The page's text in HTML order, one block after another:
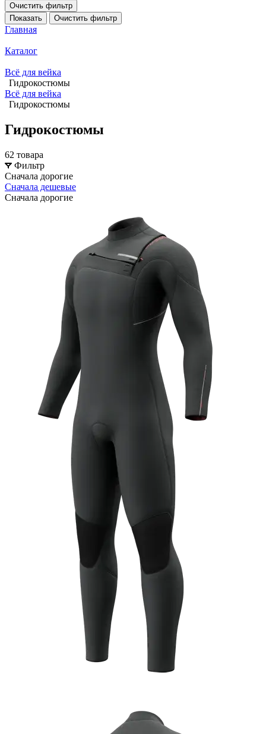
Очистить фильтр
Показать
Очистить фильтр
Главная
Каталог
Всё для вейка
Гидрокостюмы
Всё для вейка
Гидрокостюмы
Гидрокостюмы
62 товара
Фильтр
Сначала дорогие
Сначала дешевые
Сначала дорогие